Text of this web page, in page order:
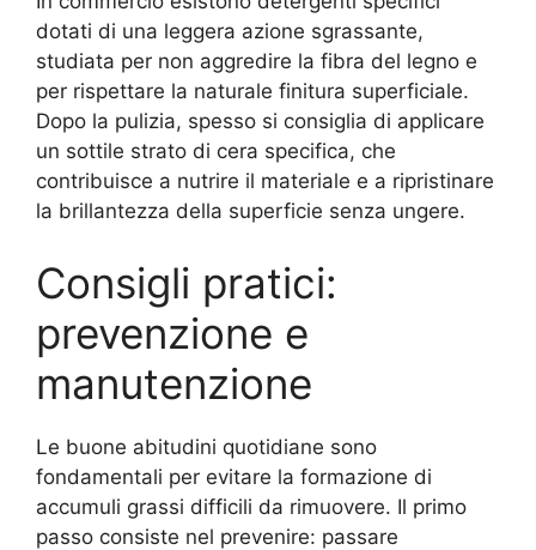
dotati di una leggera azione sgrassante,
studiata per non aggredire la fibra del legno e
per rispettare la naturale finitura superficiale.
Dopo la pulizia, spesso si consiglia di applicare
un sottile strato di cera specifica, che
contribuisce a nutrire il materiale e a ripristinare
la brillantezza della superficie senza ungere.
Consigli pratici:
prevenzione e
manutenzione
Le buone abitudini quotidiane sono
fondamentali per evitare la formazione di
accumuli grassi difficili da rimuovere. Il primo
passo consiste nel prevenire: passare